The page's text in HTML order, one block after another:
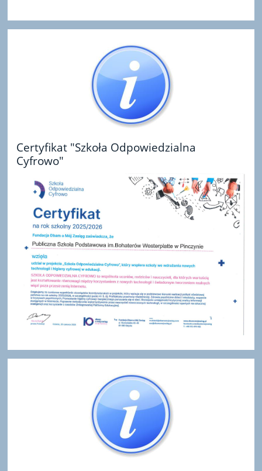
Certyfikat "Szkoła Odpowiedzialna
Cyfrowo"